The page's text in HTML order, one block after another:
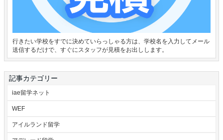
行きたい学校をすでに決めていらっしゃる方は、学校名を入力してメール
送信するだけで、すぐにスタッフが見積をお出しします。
記事カテゴリー
iae留学ネット
WEF
アイルランド留学